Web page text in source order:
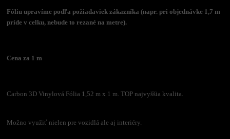
Fóliu upravíme podľa požiadaviek zákazníka (napr. pri objednávke 1,7 m
príde v celku, nebude to rezané na metre).
Cena za 1 m
Carbon 3D Vinylová Fólia 1,52 m x 1 m. TOP najvyššia kvalita.
Možno využiť nielen pre vozidlá ale aj interiéry.